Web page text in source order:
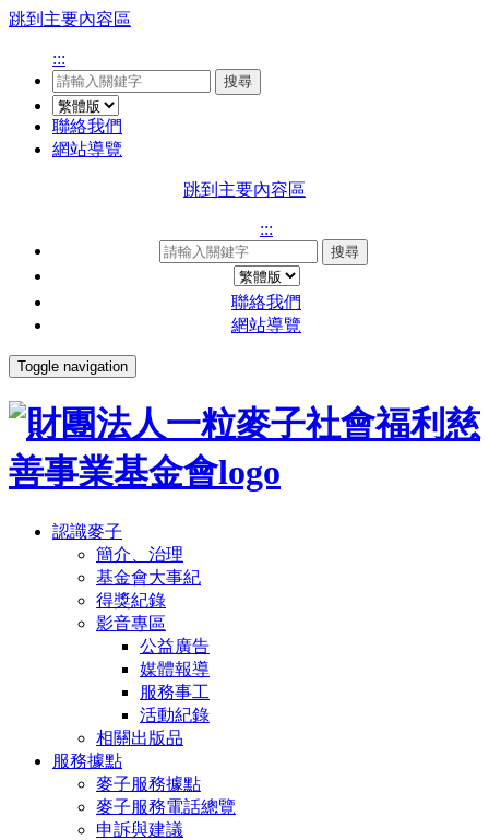
跳到主要內容區
:::
搜尋
聯絡我們
網站導覽
跳到主要內容區
:::
搜尋
聯絡我們
網站導覽
Toggle navigation
認識麥子
簡介、治理
基金會大事紀
得獎紀錄
影音專區
公益廣告
媒體報導
服務事工
活動紀錄
相關出版品
服務據點
麥子服務據點
麥子服務電話總覽
申訴與建議